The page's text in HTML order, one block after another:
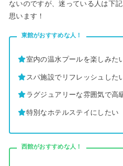
ないのですが、迷っている人は下
思います！
東館がおすすめな人！
室内の温水プールを楽しみた
スパ施設でリフレッシュした
ラグジュアリーな雰囲気で高
特別なホテルステイにしたい
西館がおすすめな人！